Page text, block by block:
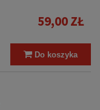
59,00 ZŁ
Do koszyka